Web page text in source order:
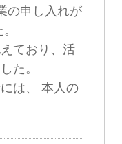
の申し入れが
ており、活
た。
は、 本人の